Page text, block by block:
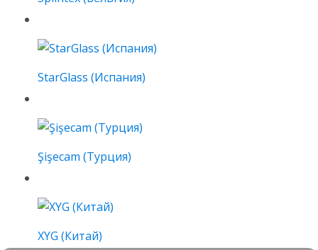
StarGlass (Испания)
Şişecam (Турция)
XYG (Китай)